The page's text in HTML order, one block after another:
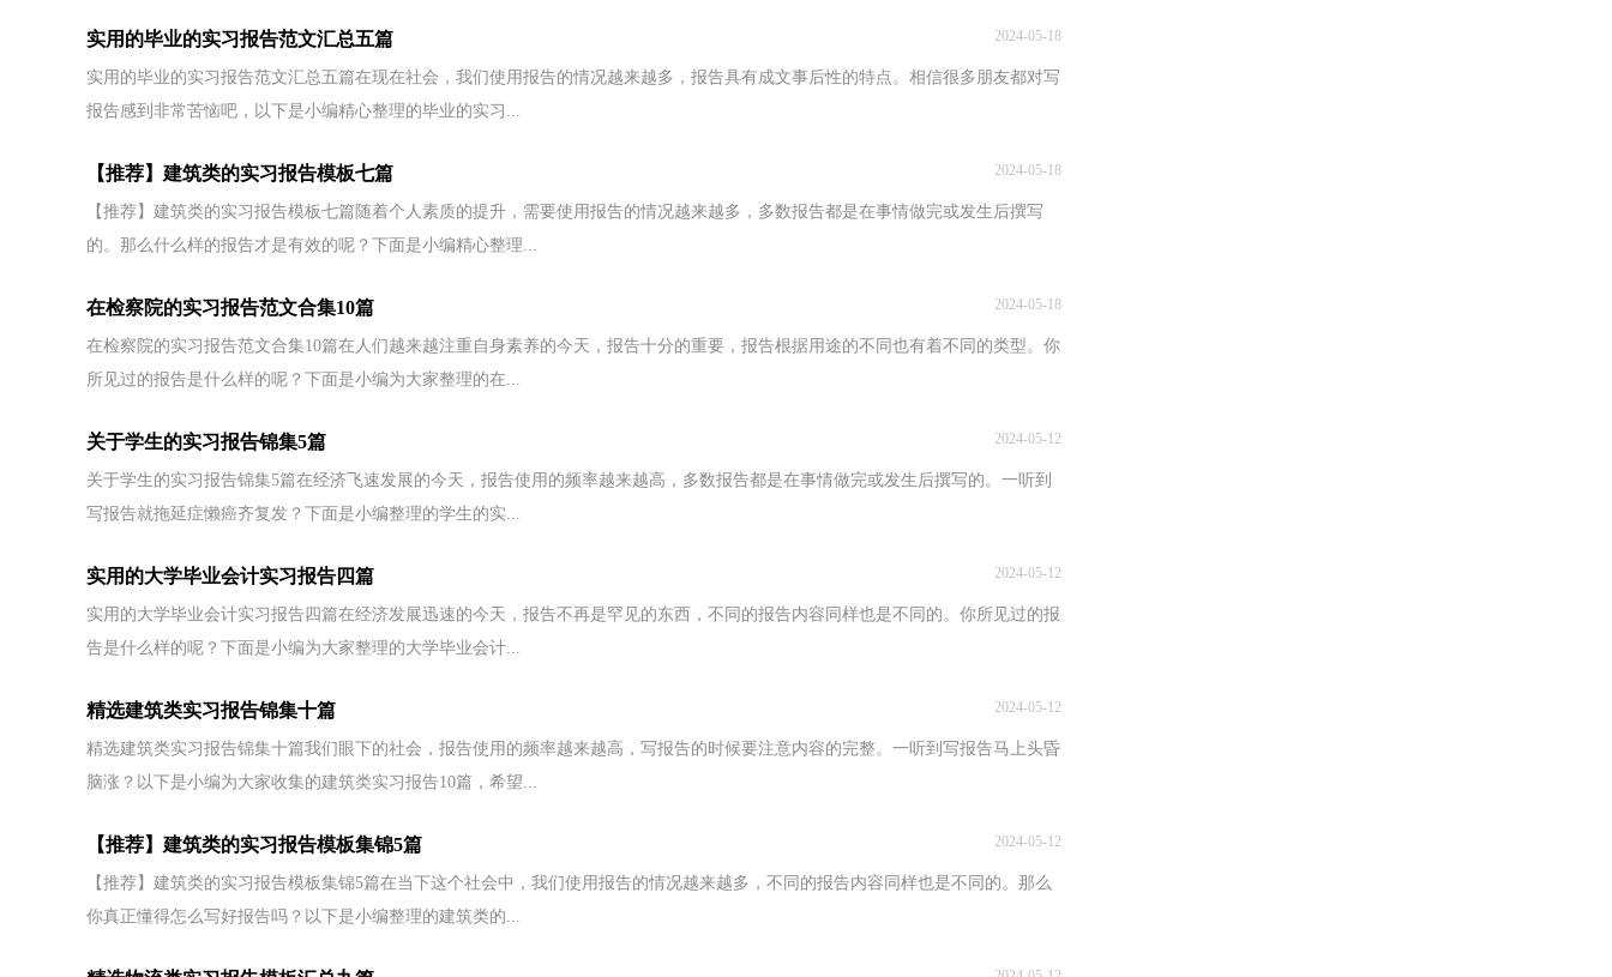
实用的毕业的实习报告范文汇总五篇 2024-05-18
实用的毕业的实习报告范文汇总五篇在现在社会，我们使用报告的情况越来越多，报告具有成文事后性的特点。相信很多朋友都对写
报告感到非常苦恼吧，以下是小编精心整理的毕业的实习...
【推荐】建筑类的实习报告模板七篇 2024-05-18
【推荐】建筑类的实习报告模板七篇随着个人素质的提升，需要使用报告的情况越来越多，多数报告都是在事情做完或发生后撰写
的。那么什么样的报告才是有效的呢？下面是小编精心整理...
在检察院的实习报告范文合集10篇 2024-05-18
在检察院的实习报告范文合集10篇在人们越来越注重自身素养的今天，报告十分的重要，报告根据用途的不同也有着不同的类型。你
所见过的报告是什么样的呢？下面是小编为大家整理的在...
关于学生的实习报告锦集5篇 2024-05-12
关于学生的实习报告锦集5篇在经济飞速发展的今天，报告使用的频率越来越高，多数报告都是在事情做完或发生后撰写的。一听到
写报告就拖延症懒癌齐复发？下面是小编整理的学生的实...
实用的大学毕业会计实习报告四篇 2024-05-12
实用的大学毕业会计实习报告四篇在经济发展迅速的今天，报告不再是罕见的东西，不同的报告内容同样也是不同的。你所见过的报
告是什么样的呢？下面是小编为大家整理的大学毕业会计...
精选建筑类实习报告锦集十篇 2024-05-12
精选建筑类实习报告锦集十篇我们眼下的社会，报告使用的频率越来越高，写报告的时候要注意内容的完整。一听到写报告马上头昏
脑涨？以下是小编为大家收集的建筑类实习报告10篇，希望...
【推荐】建筑类的实习报告模板集锦5篇 2024-05-12
【推荐】建筑类的实习报告模板集锦5篇在当下这个社会中，我们使用报告的情况越来越多，不同的报告内容同样也是不同的。那么
你真正懂得怎么写好报告吗？以下是小编整理的建筑类的...